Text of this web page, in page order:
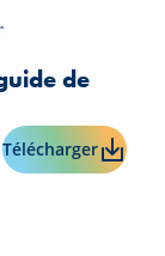
de
Télécharger